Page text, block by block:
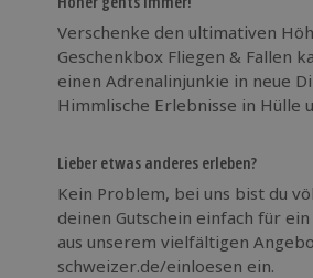
Verschenke den ultimativen
Geschenkbox Fliegen & Fallen
einen Adrenalinjunkie in neue
Himmlische Erlebnisse in Hülle
Lieber etwas anderes erleben?
Kein Problem, bei uns bist du
deinen Gutschein einfach für
aus unserem vielfältigen
schweizer.de/einloesen ein.